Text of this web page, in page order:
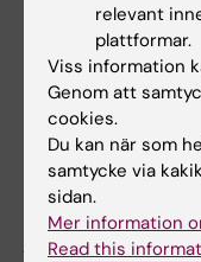
Vilka
är bra att ha
Att man har
människor och
jobba både
relevant
plattformar.
Viss information
Genom att
cookies.
Du kan när som
samtycke via
sidan.
Mer information
Read this